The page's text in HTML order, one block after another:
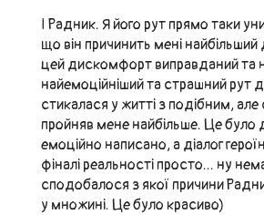
І Радник. Я його рут прямо таки
що він причинить мені
цей дискомфорт виправданий та
найемоційніший та страшний рут
стикалася у житті з подібним, але
пройняв мене найбільше. Це було
емоційно написано, а діалог
фіналі реальності просто... ну
сподобалося з якої причини
у множині. Це було красиво)